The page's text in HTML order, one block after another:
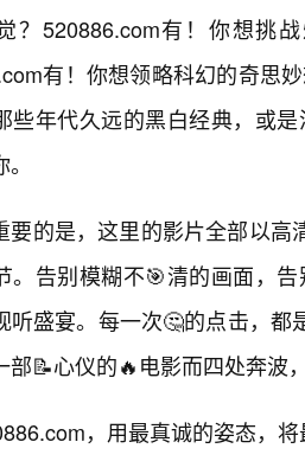
？520886.com有！你想挑
有！你想领略科幻的奇思
些年代久远的黑白经典，或
要的是，这里的影片全部以
。告别模糊不🎯清的画面，
听盛宴。每一次🤔的点击，
部📝心仪的🔥电影而四处奔波
，用最真诚的姿态，